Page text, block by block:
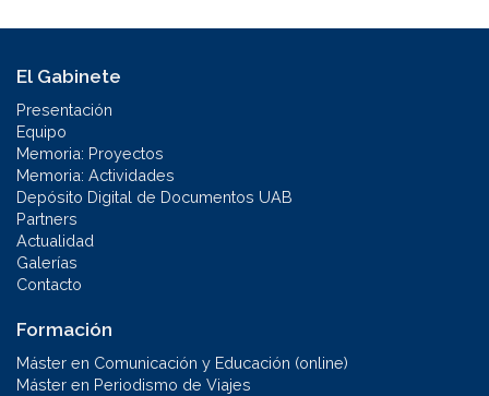
El Gabinete
Presentación
Equipo
Memoria: Proyectos
Memoria: Actividades
Depósito Digital de Documentos UAB
Partners
Actualidad
Galerías
Contacto
Formación
Máster en Comunicación y Educación (online)
Máster en Periodismo de Viajes